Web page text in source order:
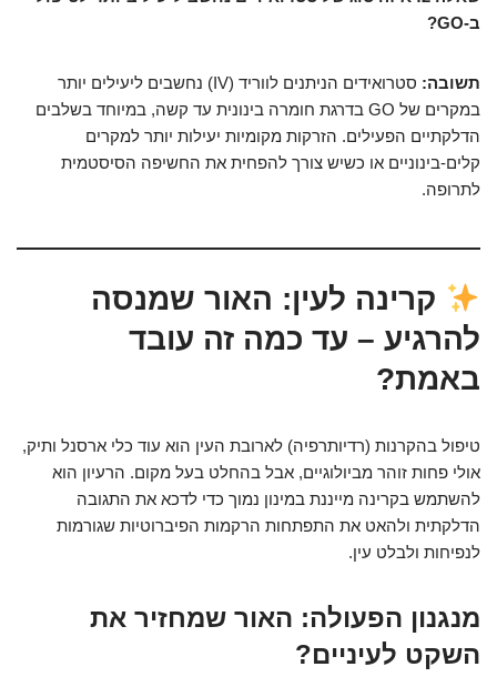
ב-GO?
תשובה:
סטרואידים הניתנים לווריד (IV) נחשבים ליעילים יותר
במקרים של GO בדרגת חומרה בינונית עד קשה, במיוחד בשלבים
הדלקתיים הפעילים. הזרקות מקומיות יעילות יותר למקרים
קלים-בינוניים או כשיש צורך להפחית את החשיפה הסיסטמית
לתרופה.
קרינה לעין: האור שמנסה
להרגיע – עד כמה זה עובד
באמת?
טיפול בהקרנות (רדיותרפיה) לארובת העין הוא עוד כלי ארסנל ותיק,
אולי פחות זוהר מביולוגיים, אבל בהחלט בעל מקום. הרעיון הוא
להשתמש בקרינה מייננת במינון נמוך כדי לדכא את התגובה
הדלקתית ולהאט את התפתחות הרקמות הפיברוטיות שגורמות
לנפיחות ולבלט עין.
מנגנון הפעולה: האור שמחזיר את
השקט לעיניים?